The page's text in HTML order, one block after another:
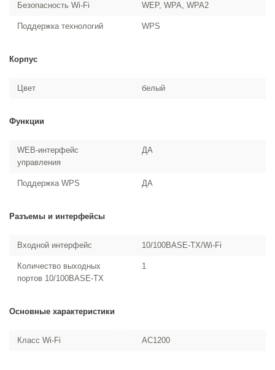
Безопасность Wi-Fi WEP, WPA, WPA2
Поддержка технологий WPS
Корпус
Цвет белый
Функции
WEB-интерфейс
управления
ДА
Поддержка WPS ДА
Разъемы и интерфейсы
Входной интерфейс 10/100BASE-TX/Wi-Fi
Количество выходных
портов 10/100BASE-TX
1
Основные характеристики
Класс Wi-Fi AC1200